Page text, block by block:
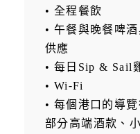
• 全程餐飲
• 午餐與晚餐啤
供應
• 每日Sip & Sail
• Wi-Fi
• 每個港口的導
部分高端酒款、